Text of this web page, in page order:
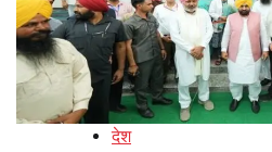
देश